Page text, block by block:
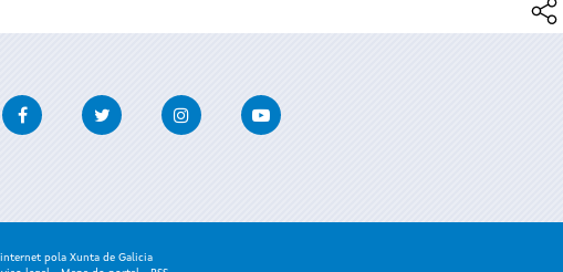
FacebookTwitter InstagramYoutube
pola Xunta de Galicia